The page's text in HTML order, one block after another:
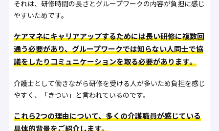
それは、研修時間の長さとグループワークの内容が負担に感じ
やすいためです。
ケアマネにキャリアアップするためには長い研修に複数回
通う必要があり、グループワークでは知らない人同士で協
議をしたりコミュニケーションを取る必要があります。
介護士として働きながら研修を受ける人が多いため負担を感じ
やすく、「きつい」と言われているのです。
これら2つの理由について、多くの介護職員が感じている
具体的背景をご紹介します。